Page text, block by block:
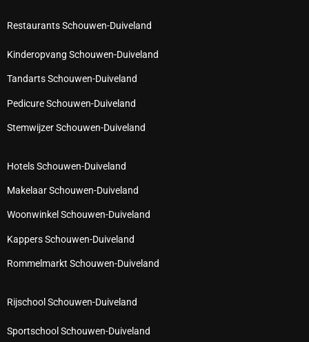
Restaurants Schouwen-Duiveland
Kinderopvang Schouwen-Duiveland
Tandarts Schouwen-Duiveland
Pedicure Schouwen-Duiveland
Stemwijzer Schouwen-Duiveland
Hotels Schouwen-Duiveland
Makelaar Schouwen-Duiveland
Woonwinkel Schouwen-Duiveland
Kappers Schouwen-Duiveland
Rommelmarkt Schouwen-Duiveland
Rijschool Schouwen-Duiveland
Sportschool Schouwen-Duiveland